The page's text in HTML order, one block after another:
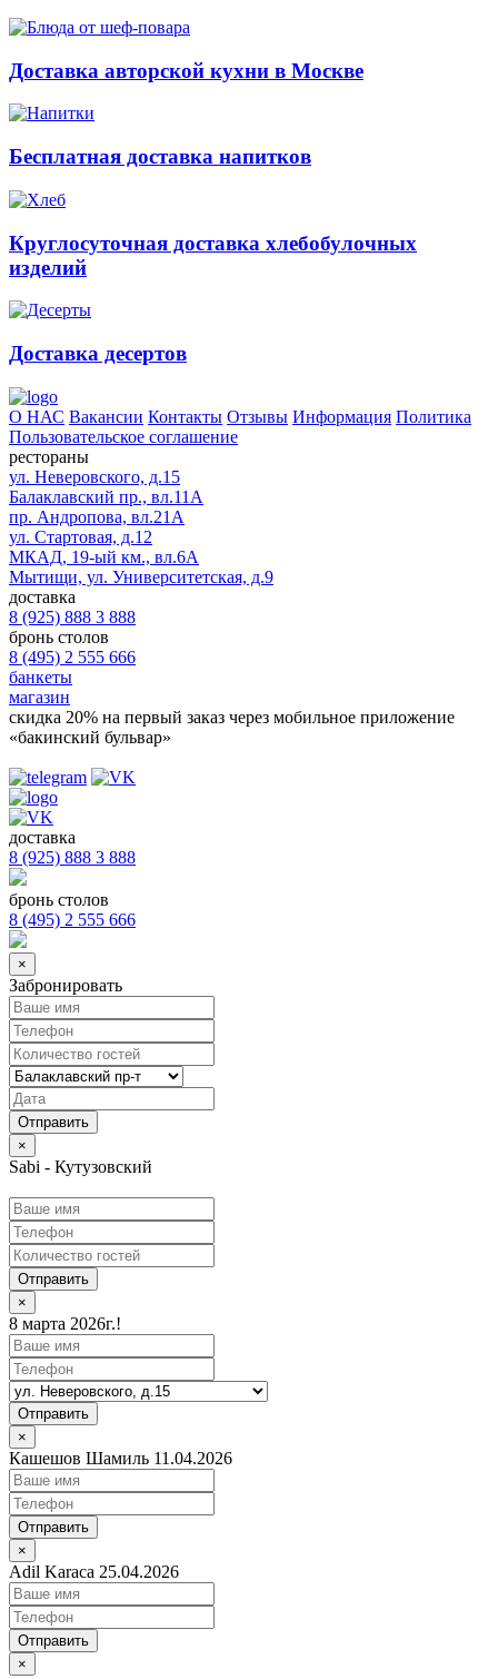
Доставка авторской кухни в Москве
Бесплатная доставка напитков
Круглосуточная доставка хлебобулочных
изделий
Доставка десертов
О НАС Вакансии Контакты Отзывы Информация Политика
Пользовательское соглашение
рестораны
ул. Неверовского, д.15
Балаклавский пр., вл.11А
пр. Андропова, вл.21А
ул. Стартовая, д.12
МКАД, 19-ый км., вл.6А
Мытищи, ул. Университетская, д.9
доставка
8 (925) 888 3 888
бронь столов
8 (495) 2 555 666
банкеты
магазин
скидка 20% на первый заказ через мобильное приложение
«бакинский бульвар»
доставка
8 (925) 888 3 888
бронь столов
8 (495) 2 555 666
×
Забронировать
×
Sabi - Кутузовский
Отправить
×
8 марта 2026г.!
Отправить
×
Кашешов Шамиль 11.04.2026
Отправить
×
Adil Karaca 25.04.2026
Отправить
×